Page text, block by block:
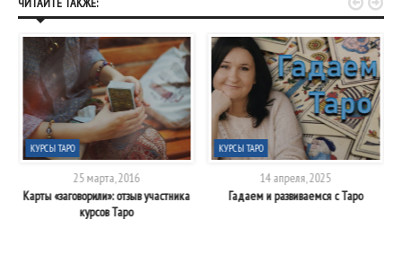
КУРСЫ ТАРО
25 марта, 2016
Карты «заговорили»: отзыв участника
курсов Таро
КУРСЫ ТАРО
14 апреля, 2025
Гадаем и развиваемся с Таро